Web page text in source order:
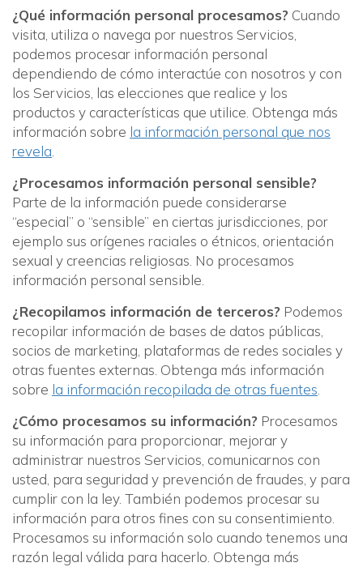
¿Qué información personal procesamos? Cuando
visita, utiliza o navega por nuestros Servicios,
podemos procesar información personal
dependiendo de cómo interactúe con nosotros y con
los Servicios, las elecciones que realice y los
productos y características que utilice. Obtenga más
información sobre la información personal que nos
revela.
¿Procesamos información personal sensible?
Parte de la información puede considerarse
“especial” o “sensible” en ciertas jurisdicciones, por
ejemplo sus orígenes raciales o étnicos, orientación
sexual y creencias religiosas. No procesamos
información personal sensible.
¿Recopilamos información de terceros? Podemos
recopilar información de bases de datos públicas,
socios de marketing, plataformas de redes sociales y
otras fuentes externas. Obtenga más información
sobre la información recopilada de otras fuentes.
¿Cómo procesamos su información? Procesamos
su información para proporcionar, mejorar y
administrar nuestros Servicios, comunicarnos con
usted, para seguridad y prevención de fraudes, y para
cumplir con la ley. También podemos procesar su
información para otros fines con su consentimiento.
Procesamos su información solo cuando tenemos una
razón legal válida para hacerlo. Obtenga más